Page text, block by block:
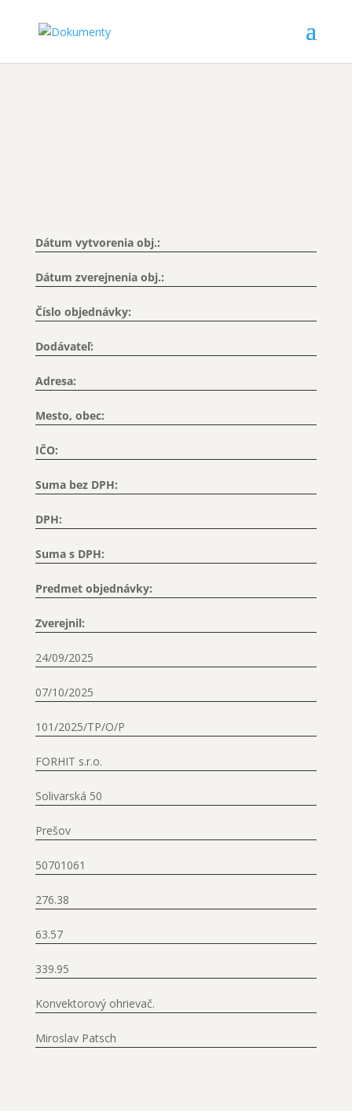
Dátum vytvorenia obj.:
Dátum zverejnenia obj.:
Číslo objednávky:
Dodávateľ:
Adresa:
Mesto, obec:
IČO:
Suma bez DPH:
DPH:
Suma s DPH:
Predmet objednávky:
Zverejnil:
24/09/2025
07/10/2025
101/2025/TP/O/P
FORHIT s.r.o.
Solivarská 50
Prešov
50701061
276.38
63.57
339.95
Konvektorový ohrievač.
Miroslav Patsch